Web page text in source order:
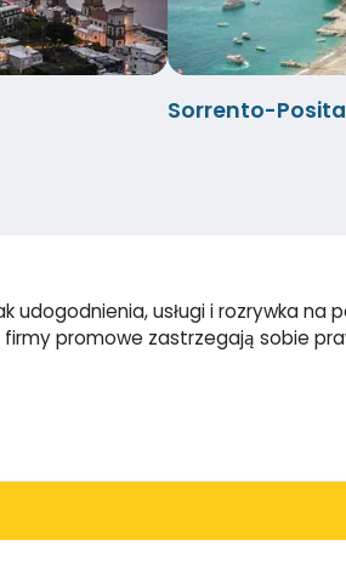
Sorrento-
usługi i rozrywka na
promowe zastrzegają sobie